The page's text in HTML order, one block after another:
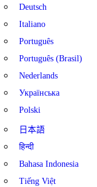
Deutsch
Italiano
Português
Português (Brasil)
Nederlands
Українська
Polski
日本語
हिन्दी
Bahasa Indonesia
Tiếng Việt